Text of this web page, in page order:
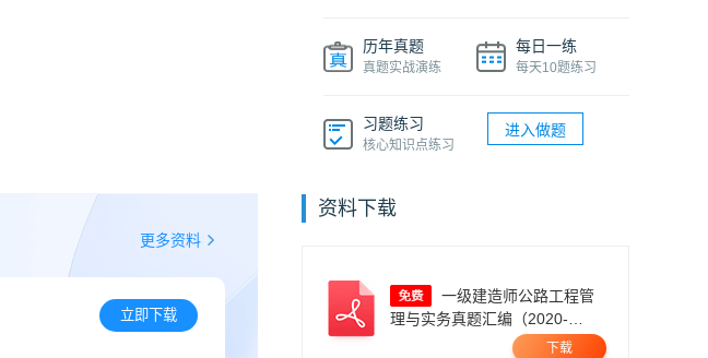
更多资料
立即下载
历年真题
真题实战演练
每日一练
每天10题练习
习题练习
核心知识点练习
进入做题
资料下载
理与实务真题汇编（2020-
下载